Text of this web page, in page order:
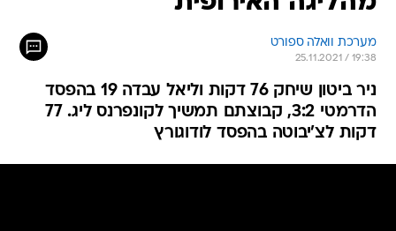
מערכת וואלה ספורט
25.11.2021 / 19:38
ניר ביטון שיחק 76 דקות וליאל עבדה 19 בהפסד
הדרמטי 3:2, קבוצתם תמשיך לקונפרנס ליג. 77
דקות לצ'יבוטה בהפסד לודוגורץ